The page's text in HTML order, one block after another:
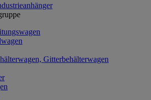
Gitterbehälterwagen